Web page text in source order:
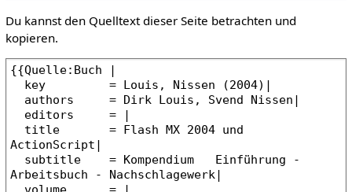
Du kannst den Quelltext dieser Seite betrachten und
kopieren.